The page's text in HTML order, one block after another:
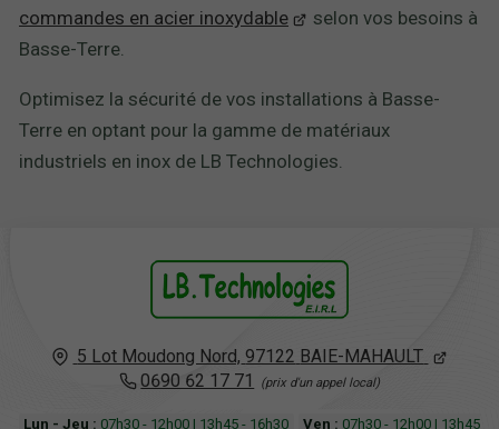
commandes en acier inoxydable
selon vos besoins à
Basse-Terre.
Optimisez la sécurité de vos installations à Basse-
Terre en optant pour la gamme de matériaux
industriels en inox de LB Technologies.
5 Lot Moudong Nord, 97122 BAIE-MAHAULT
0690 62 17 71
Lun - Jeu : 07h30 - 12h00 | 13h45 - 16h30 Ven : 07h30 - 12h00 | 13h45